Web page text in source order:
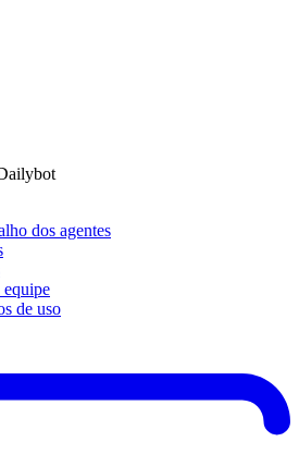
dos agentes
equipe
de uso